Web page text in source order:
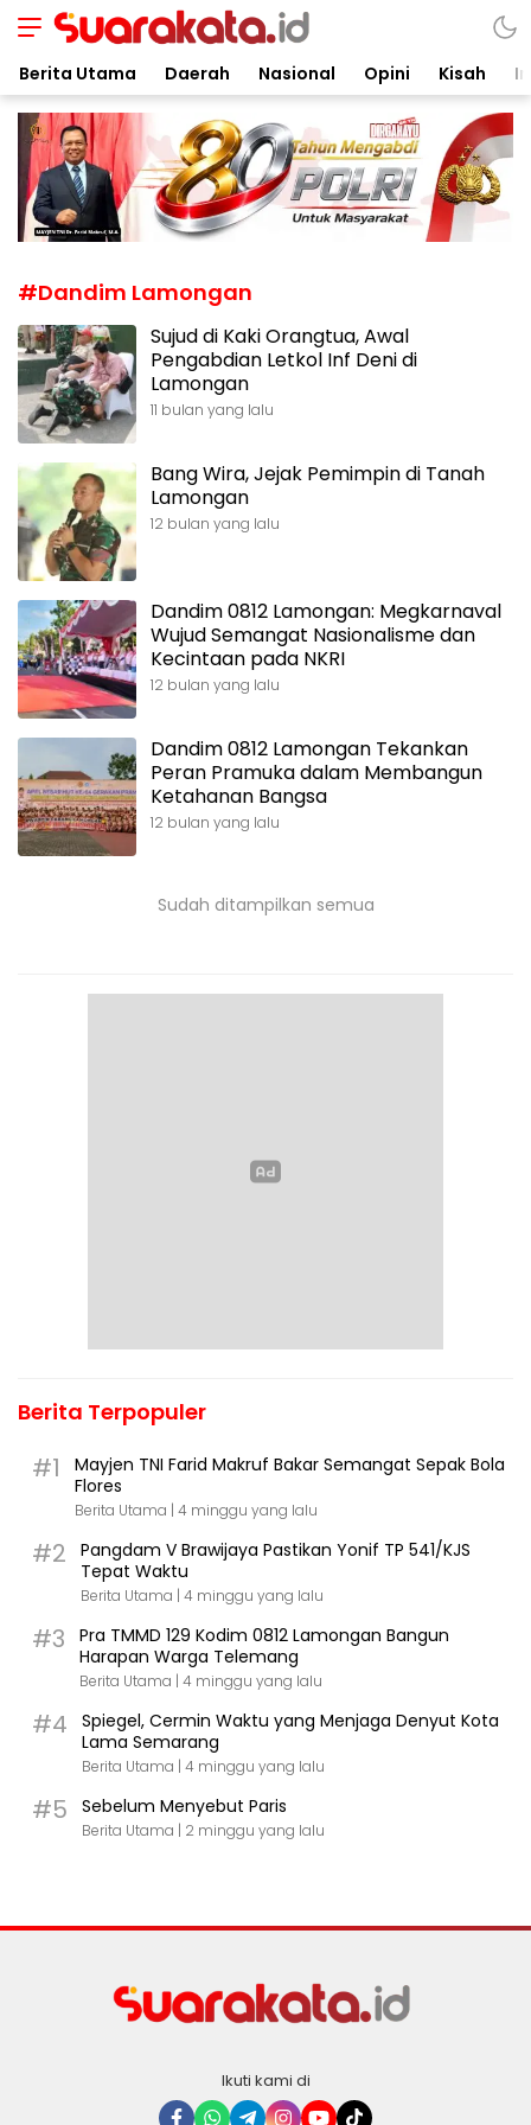
Suarakata.id
Kata Bicara Suara Bergerak
Berita Utama Daerah Nasional Opini Kisah
#Dandim Lamongan
Sujud di Kaki Orangtua, Awal
Pengabdian Letkol Inf Deni di
Lamongan
11 bulan yang lalu
Bang Wira, Jejak Pemimpin di Tanah
Lamongan
12 bulan yang lalu
Dandim 0812 Lamongan: Megkarnaval
Wujud Semangat Nasionalisme dan
Kecintaan pada NKRI
12 bulan yang lalu
Dandim 0812 Lamongan Tekankan
Peran Pramuka dalam Membangun
Ketahanan Bangsa
12 bulan yang lalu
Sudah ditampilkan semua
Berita Terpopuler
#1
Mayjen TNI Farid Makruf Bakar Semangat Sepak Bola
Flores
Berita Utama | 4 minggu yang lalu
#2
Pangdam V Brawijaya Pastikan Yonif TP 541/KJS
Tepat Waktu
Berita Utama | 4 minggu yang lalu
#3
Pra TMMD 129 Kodim 0812 Lamongan Bangun
Harapan Warga Telemang
Berita Utama | 4 minggu yang lalu
#4
Spiegel, Cermin Waktu yang Menjaga Denyut Kota
Lama Semarang
Berita Utama | 4 minggu yang lalu
#5 Sebelum Menyebut Paris
Berita Utama | 2 minggu yang lalu
Ikuti kami di